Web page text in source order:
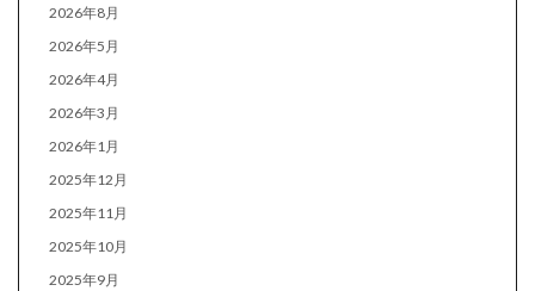
2026年8月
2026年5月
2026年4月
2026年3月
2026年1月
2025年12月
2025年11月
2025年10月
2025年9月